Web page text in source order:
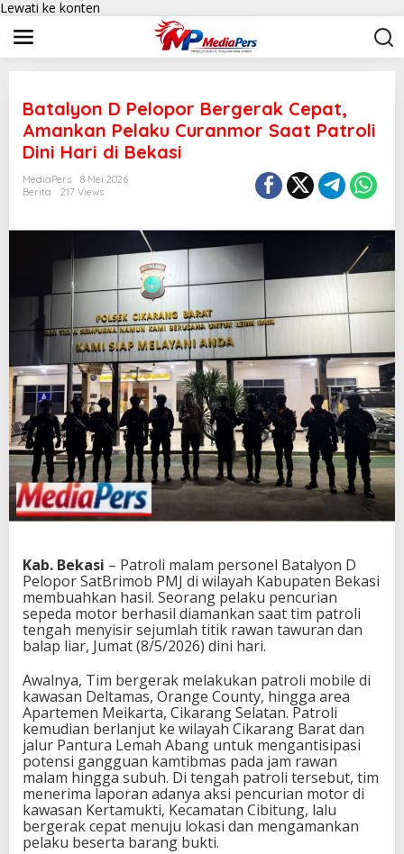
Lewati ke konten
Batalyon D Pelopor Bergerak Cepat,
Amankan Pelaku Curanmor Saat Patroli
Dini Hari di Bekasi
MediaPers
8 Mei 2026
Berita
217 Views
Kab. Bekasi – Patroli malam personel Batalyon D
Pelopor SatBrimob PMJ di wilayah Kabupaten Bekasi
membuahkan hasil. Seorang pelaku pencurian
sepeda motor berhasil diamankan saat tim patroli
tengah menyisir sejumlah titik rawan tawuran dan
balap liar, Jumat (8/5/2026) dini hari.
Awalnya, Tim bergerak melakukan patroli mobile di
kawasan Deltamas, Orange County, hingga area
Apartemen Meikarta, Cikarang Selatan. Patroli
kemudian berlanjut ke wilayah Cikarang Barat dan
jalur Pantura Lemah Abang untuk mengantisipasi
potensi gangguan kamtibmas pada jam rawan
malam hingga subuh. Di tengah patroli tersebut, tim
menerima laporan adanya aksi pencurian motor di
kawasan Kertamukti, Kecamatan Cibitung, lalu
bergerak cepat menuju lokasi dan mengamankan
pelaku beserta barang bukti.